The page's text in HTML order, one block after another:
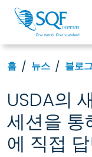
홈 뉴스 블로
USDA의
세션을 통
에 직접